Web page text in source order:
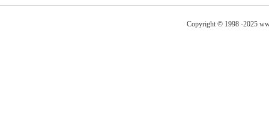
Copyright © 1998 -2025